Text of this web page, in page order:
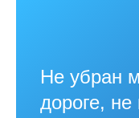
Не убран
дороге,